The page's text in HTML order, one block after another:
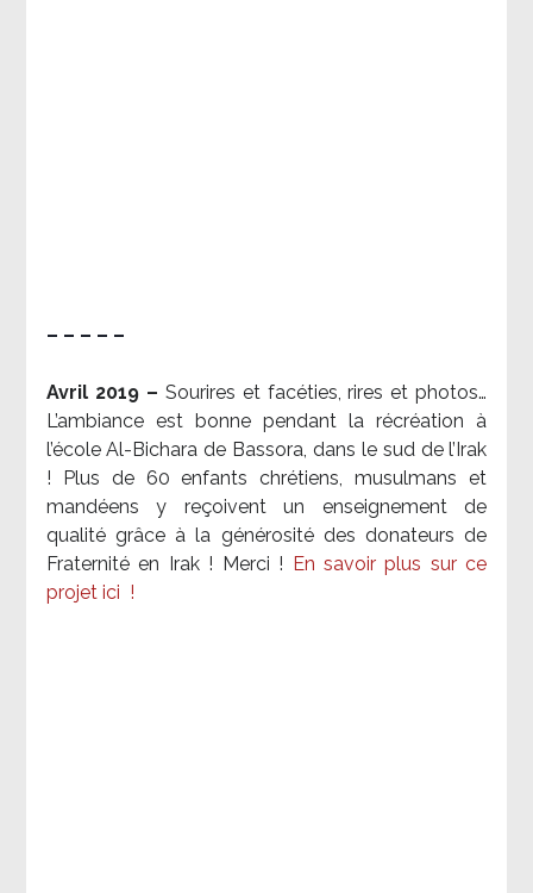
– – – – –
Avril 2019 – Sourires et facéties, rires et photos…
L’ambiance est bonne pendant la récréation à
l’école Al-Bichara de Bassora, dans le sud de l’Irak
! Plus de 60 enfants chrétiens, musulmans et
mandéens y reçoivent un enseignement de
qualité grâce à la générosité des donateurs de
Fraternité en Irak ! Merci !
En savoir plus sur ce
projet ici !